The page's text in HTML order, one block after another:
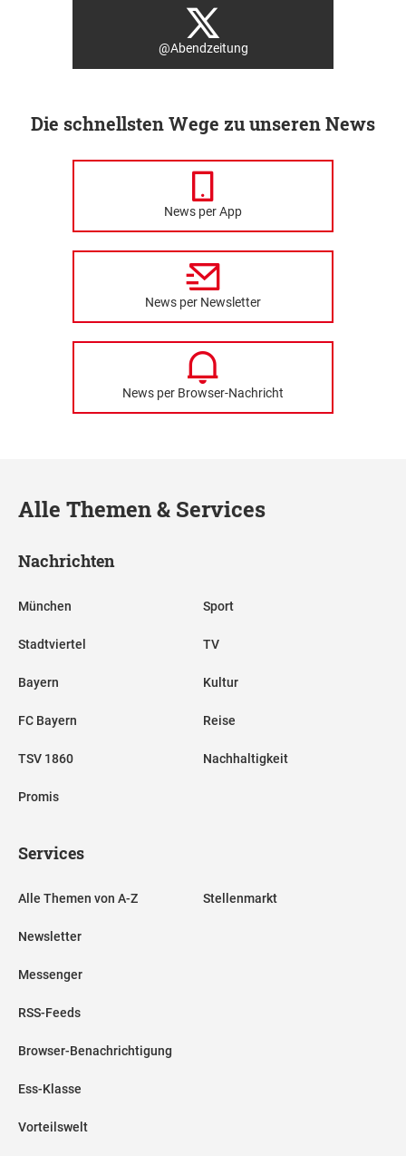
@Abendzeitung
Die schnellsten Wege zu unseren News
News per App
News per Newsletter
News per Browser-Nachricht
Alle Themen & Services
Nachrichten
München
Stadtviertel
Bayern
FC Bayern
TSV 1860
Promis
Sport
TV
Kultur
Reise
Nachhaltigkeit
Services
Alle Themen von A-Z
Newsletter
Messenger
RSS-Feeds
Browser-Benachrichtigung
Ess-Klasse
Vorteilswelt
Stellenmarkt